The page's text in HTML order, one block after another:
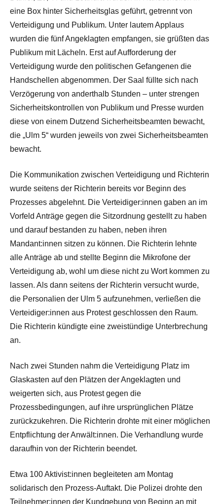
eine Box hinter Sicherheitsglas geführt, getrennt von
Verteidigung und Publikum. Unter lautem Applaus
wurden die fünf Angeklagten empfangen, sie grüßten das
Publikum mit Lächeln. Erst auf Aufforderung der
Verteidigung wurde den politischen Gefangenen die
Handschellen abgenommen. Der Saal füllte sich nach
Verzögerung von anderthalb Stunden – unter strengen
Sicherheitskontrollen von Publikum und Presse wurden
diese von einem Dutzend Sicherheitsbeamten bewacht,
die „Ulm 5“ wurden jeweils von zwei Sicherheitsbeamten
bewacht.
Die Kommunikation zwischen Verteidigung und Richterin
wurde seitens der Richterin bereits vor Beginn des
Prozesses abgelehnt. Die Verteidiger:innen gaben an im
Vorfeld Anträge gegen die Sitzordnung gestellt zu haben
und darauf bestanden zu haben, neben ihren
Mandant:innen sitzen zu können. Die Richterin lehnte
alle Anträge ab und stellte Beginn die Mikrofone der
Verteidigung ab, wohl um diese nicht zu Wort kommen zu
lassen. Als dann seitens der Richterin versucht wurde,
die Personalien der Ulm 5 aufzunehmen, verließen die
Verteidiger:innen aus Protest geschlossen den Raum.
Die Richterin kündigte eine zweistündige Unterbrechung
an.
Nach zwei Stunden nahm die Verteidigung Platz im
Glaskasten auf den Plätzen der Angeklagten und
weigerten sich, aus Protest gegen die
Prozessbedingungen, auf ihre ursprünglichen Plätze
zurückzukehren. Die Richterin drohte mit einer möglichen
Entpflichtung der Anwält:innen. Die Verhandlung wurde
daraufhin von der Richterin beendet.
Etwa 100 Aktivist:innen begleiteten am Montag
solidarisch den Prozess-Auftakt. Die Polizei drohte den
Teilnehmer:innen der Kundgebung von Beginn an mit